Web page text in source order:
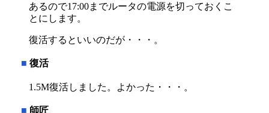
あるので17:00までルータの電源を切っておくこ
とにします。
復活するといいのだが・・・。
■ 復活
1.5M復活しました。よかった・・・。
■ 師匠